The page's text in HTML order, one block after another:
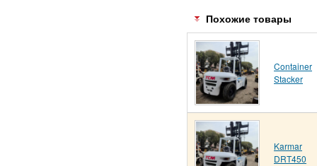
Похожие товары
Container
Stacker
Karmar
DRT450